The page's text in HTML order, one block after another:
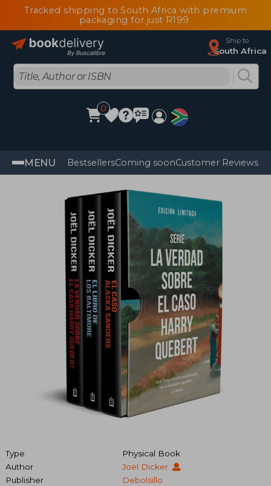
Tracked shipping to South Africa with premium
packaging for just R199
Ship to
South Africa
0
MENU BestsellersComing soonCustomer Reviews
Type
Physical Book
Author
Joël Dicker
Publisher
Debolsillo